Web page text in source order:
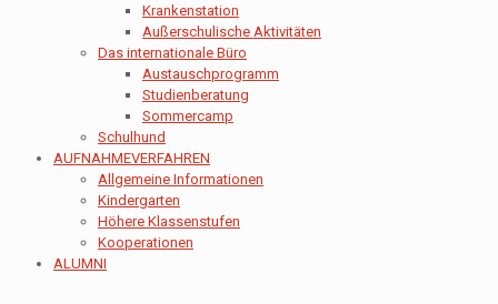
Krankenstation
Außerschulische Aktivitäten
Das internationale Büro
Austauschprogramm
Studienberatung
Sommercamp
Schulhund
AUFNAHMEVERFAHREN
Allgemeine Informationen
Kindergarten
Höhere Klassenstufen
Kooperationen
ALUMNI